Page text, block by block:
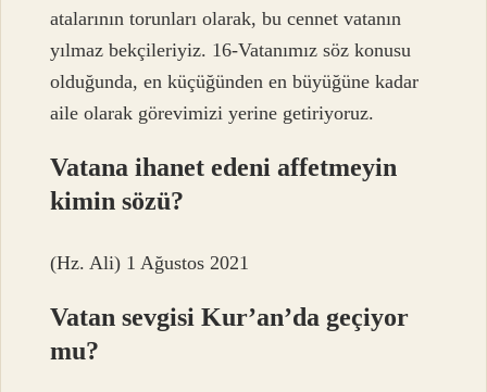
atalarının torunları olarak, bu cennet vatanın
yılmaz bekçileriyiz. 16-Vatanımız söz konusu
olduğunda, en küçüğünden en büyüğüne kadar
aile olarak görevimizi yerine getiriyoruz.
Vatana ihanet edeni affetmeyin
kimin sözü?
(Hz. Ali) 1 Ağustos 2021
Vatan sevgisi Kur’an’da geçiyor
mu?